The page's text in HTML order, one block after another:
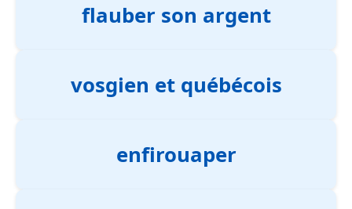
flauber son argent
vosgien et québécois
enfirouaper